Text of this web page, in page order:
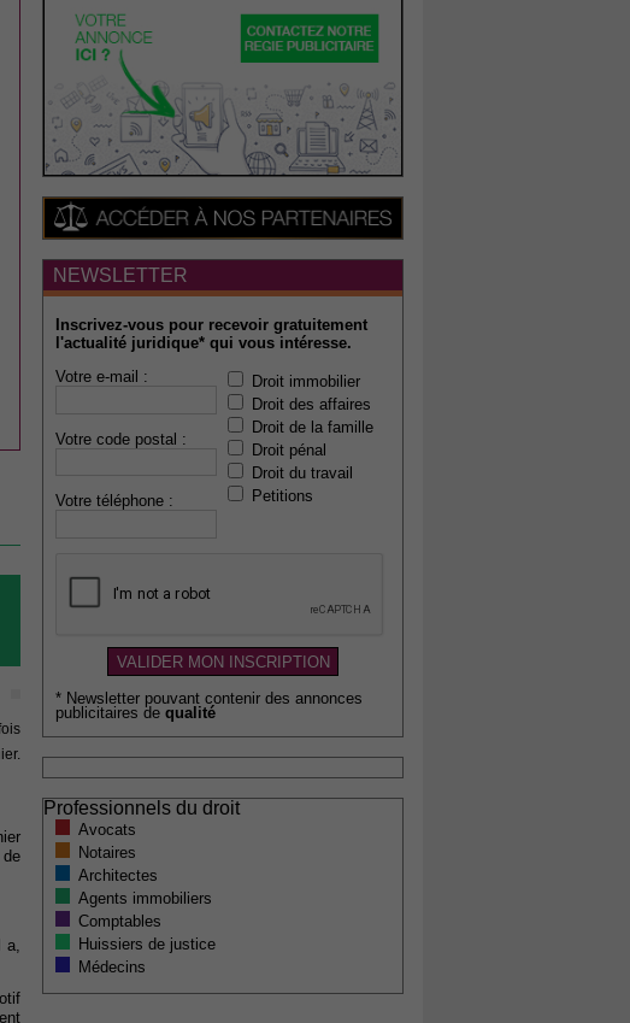
de
NEWSLETTER
Inscrivez-vous pour recevoir gratuitement
l'actualité juridique* qui vous intéresse.
Votre e-mail :
Votre code postal :
Votre téléphone :
Droit immobilier
Droit des affaires
Droit de la famille
Droit pénal
Droit du travail
Petitions
* Newsletter pouvant contenir des annonces
publicitaires de qualité
Professionnels du droit
Avocats
Notaires
Architectes
Agents immobiliers
Comptables
Huissiers de justice
Médecins